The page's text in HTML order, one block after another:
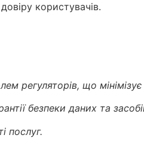
користувачів.
регуляторів, що
безпеки даних та
послуг.